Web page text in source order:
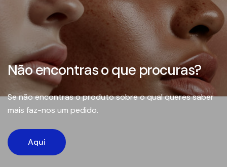
Não encontras o que procuras?
Se não encontras o produto sobre o qual queres saber
mais faz-nos um pedido.
Aqui